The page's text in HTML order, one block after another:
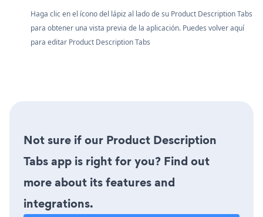
Haga clic en el ícono del lápiz al lado de su Product Description Tabs
para obtener una vista previa de la aplicación. Puedes volver aquí
para editar Product Description Tabs
Not sure if our Product Description
Tabs app is right for you? Find out
more about its features and
integrations.